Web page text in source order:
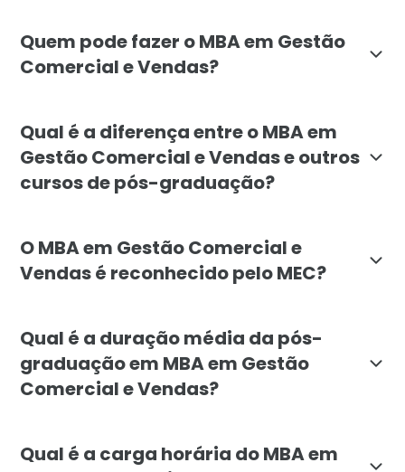
Quem pode fazer o MBA em Gestão
Comercial e Vendas?
Qual é a diferença entre o MBA em
Gestão Comercial e Vendas e outros
cursos de pós-graduação?
O MBA em Gestão Comercial e
Vendas é reconhecido pelo MEC?
Qual é a duração média da pós-
graduação em MBA em Gestão
Comercial e Vendas?
Qual é a carga horária do MBA em